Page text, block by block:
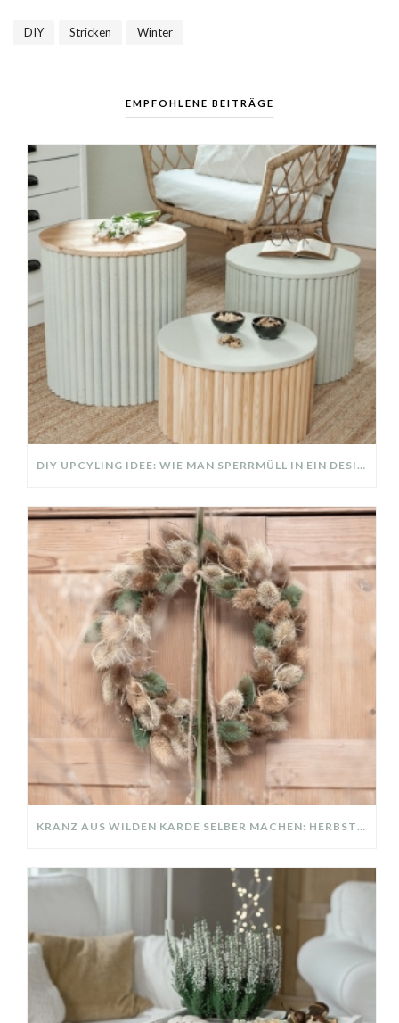
DIY Stricken Winter
EMPFOHLENE BEITRÄGE
DIY UPCYLING IDEE: WIE MAN SPERRMÜLL IN EIN DESIGNER TEIL VERWANDELT
KRANZ AUS WILDEN KARDE SELBER MACHEN: HERBSTDEKO GANZ EINFACH